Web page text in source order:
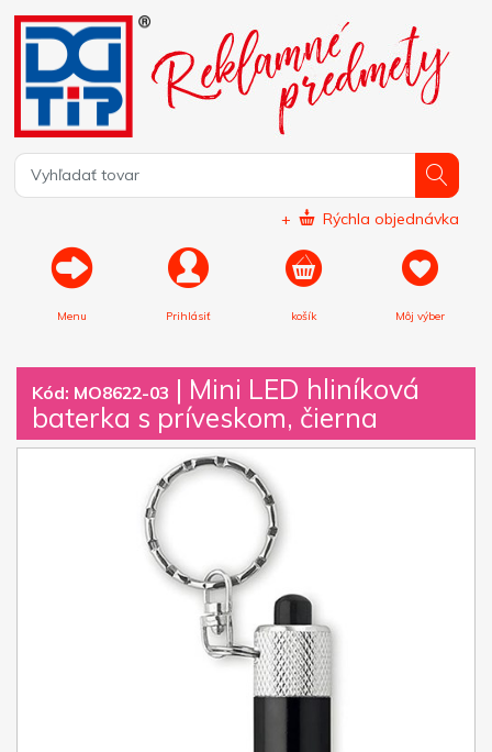
+ Rýchla objednávka
Menu Prihlásiť košík Môj výber
Kód: MO8622-03 | Mini LED hliníková
baterka s príveskom, čierna